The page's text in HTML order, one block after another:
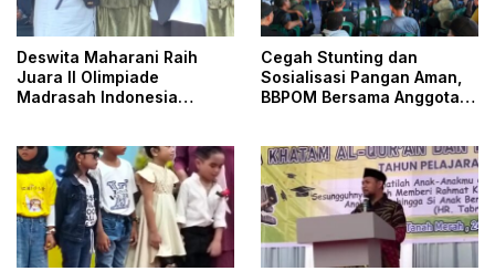
Deswita Maharani Raih
Juara II Olimpiade
Madrasah Indonesia
Cegah Stunting dan
Sosialisasi Pangan Aman,
BBPOM Bersama Anggota